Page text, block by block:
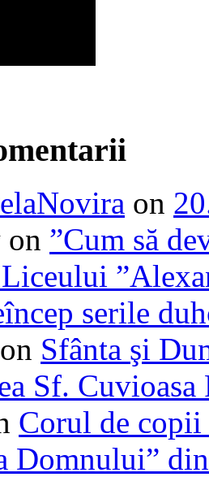
on
on ”Cum să
serile
on Sfânta şi
Sf. Cuvioasa
Corul de
Domnului”